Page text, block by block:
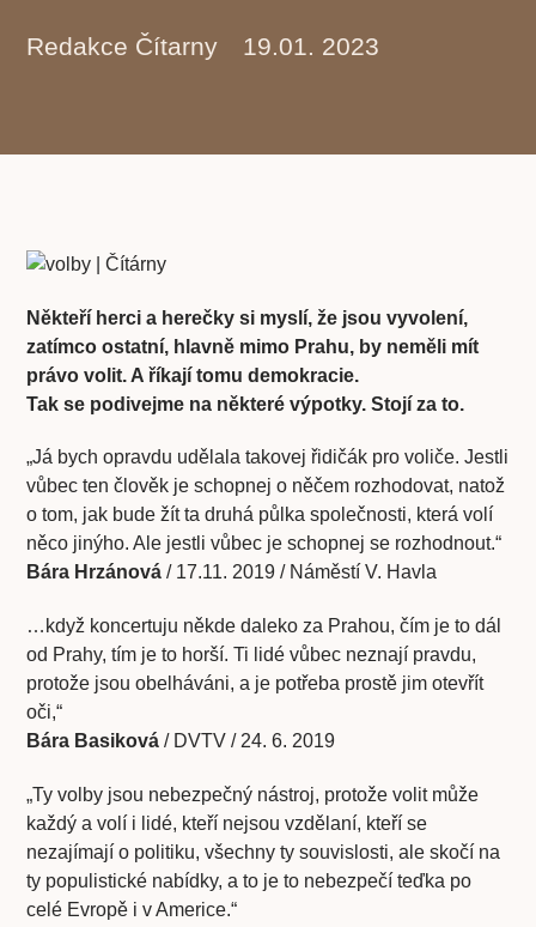
Redakce Čítarny 19.01. 2023
Někteří herci a herečky si myslí, že jsou vyvolení,
zatímco ostatní, hlavně mimo Prahu, by neměli mít
právo volit. A říkají tomu demokracie.
Tak se podivejme na některé výpotky. Stojí za to.
„Já bych opravdu udělala takovej řidičák pro voliče. Jestli
vůbec ten člověk je schopnej o něčem rozhodovat, natož
o tom, jak bude žít ta druhá půlka společnosti, která volí
něco jinýho. Ale jestli vůbec je schopnej se rozhodnout.“
Bára Hrzánová / 17.11. 2019 / Náměstí V. Havla
…když koncertuju někde daleko za Prahou, čím je to dál
od Prahy, tím je to horší. Ti lidé vůbec neznají pravdu,
protože jsou obelháváni, a je potřeba prostě jim otevřít
oči,“
Bára Basiková / DVTV / 24. 6. 2019
„Ty volby jsou nebezpečný nástroj, protože volit může
každý a volí i lidé, kteří nejsou vzdělaní, kteří se
nezajímají o politiku, všechny ty souvislosti, ale skočí na
ty populistické nabídky, a to je to nebezpečí teďka po
celé Evropě i v Americe.“